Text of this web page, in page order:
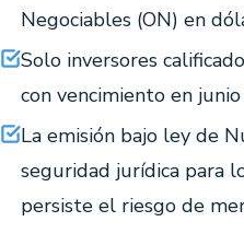
Negociables (ON) en
Solo inversores
con vencimiento en
La emisión bajo ley de
seguridad jurídica para
persiste el riesgo de